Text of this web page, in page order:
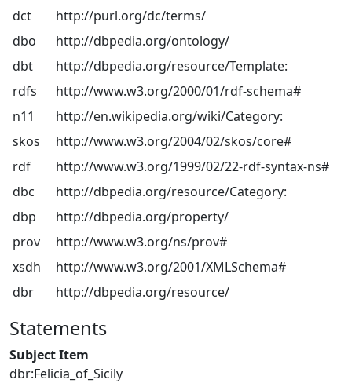
dct
http://purl.org/dc/terms/
dbo
http://dbpedia.org/ontology/
dbt
http://dbpedia.org/resource/Template:
rdfs
http://www.w3.org/2000/01/rdf-schema#
n11
http://en.wikipedia.org/wiki/Category:
skos
http://www.w3.org/2004/02/skos/core#
rdf
http://www.w3.org/1999/02/22-rdf-syntax-ns#
dbc
http://dbpedia.org/resource/Category:
dbp
http://dbpedia.org/property/
prov
http://www.w3.org/ns/prov#
xsdh
http://www.w3.org/2001/XMLSchema#
dbr
http://dbpedia.org/resource/
Statements
Subject Item
dbr:Felicia_of_Sicily